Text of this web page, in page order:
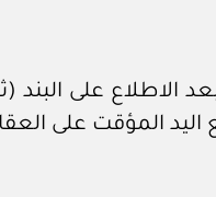
المؤقت على